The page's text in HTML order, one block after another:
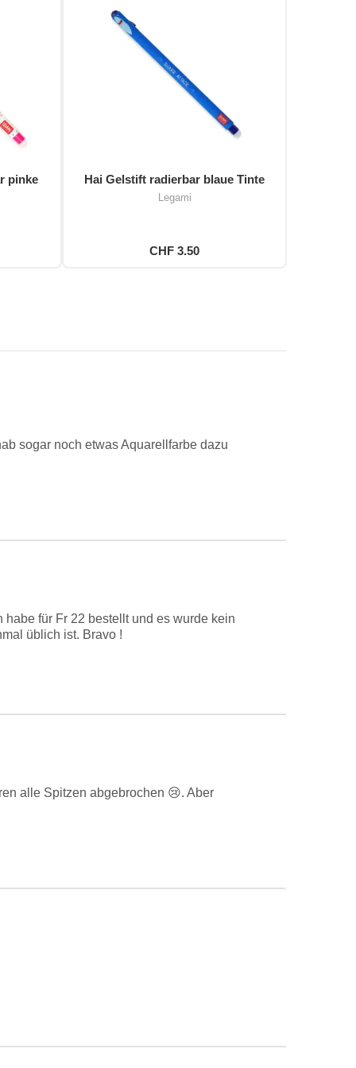
pinke
Hai Gelstift radierbar blaue Tinte
Legami
CHF 3.50
sogar noch etwas Aquarellfarbe dazu
für Fr 22 bestellt und es wurde kein
üblich ist. Bravo !
alle Spitzen abgebrochen 😢. Aber